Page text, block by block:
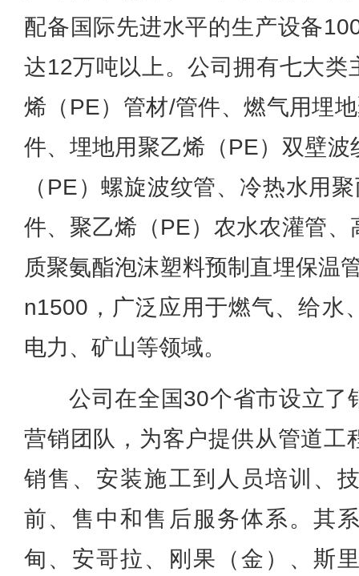
配备国际先进水平的生产设备
达12万吨以上。公司拥有七大类
烯（PE）管材/管件、燃气用埋
件、埋地用聚乙烯（PE）双壁
（PE）螺旋波纹管、冷热水用
件、聚乙烯（PE）农水农灌管
质聚氨酯泡沫塑料预制直埋保温
n1500，广泛应用于燃气、给水
电力、矿山等领域。
公司在全国30个省市设立了
营销团队，为客户提供从管道工
销售、安装施工到人员培训、
前、售中和售后服务体系。其
甸、安哥拉、刚果（金）、斯